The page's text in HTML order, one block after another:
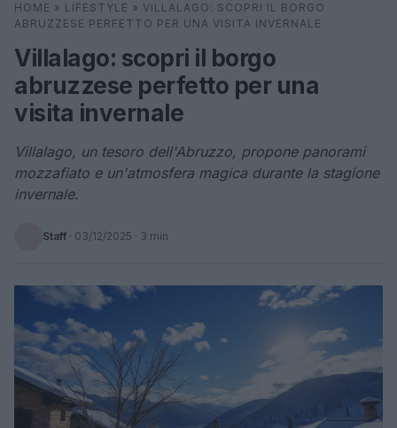
Cerca
HOME » LIFESTYLE » VILLALAGO: SCOPRI IL BORGO
ABRUZZESE PERFETTO PER UNA VISITA INVERNALE
Villalago: scopri il borgo
abruzzese perfetto per una
visita invernale
Villalago, un tesoro dell'Abruzzo, propone panorami
mozzafiato e un'atmosfera magica durante la stagione
invernale.
Staff · 03/12/2025 · 3 min